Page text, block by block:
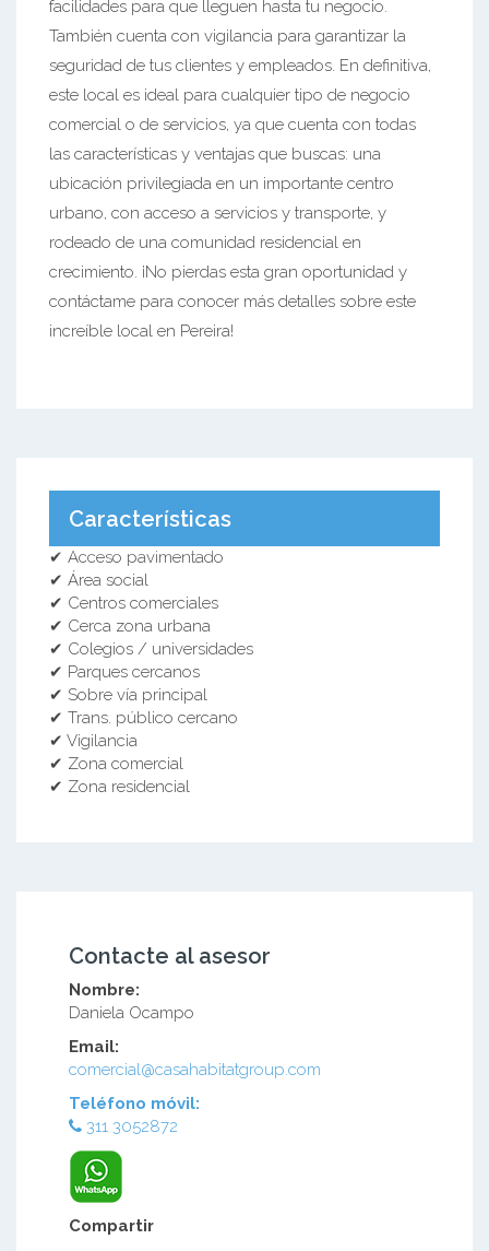
facilidades para que lleguen hasta tu negocio.
También cuenta con vigilancia para garantizar la
seguridad de tus clientes y empleados. En definitiva,
este local es ideal para cualquier tipo de negocio
comercial o de servicios, ya que cuenta con todas
las características y ventajas que buscas: una
ubicación privilegiada en un importante centro
urbano, con acceso a servicios y transporte, y
rodeado de una comunidad residencial en
crecimiento. ¡No pierdas esta gran oportunidad y
contáctame para conocer más detalles sobre este
increíble local en Pereira!
Características
✔ Acceso pavimentado
✔ Área social
✔ Centros comerciales
✔ Cerca zona urbana
✔ Colegios / universidades
✔ Parques cercanos
✔ Sobre vía principal
✔ Trans. público cercano
✔ Vigilancia
✔ Zona comercial
✔ Zona residencial
Contacte al asesor
Nombre:
Daniela Ocampo
Email:
comercial@casahabitatgroup.com
Teléfono móvil:
311 3052872
Compartir